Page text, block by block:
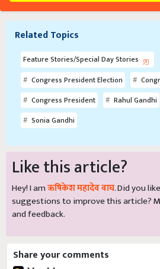
Related Topics
Feature Stories/Special Day Stories
Congress President Election
Congress President
Rahul Gandhi
Sonia Gandhi
Like this article?
Hey! I amऋषिकेश महादेव वाघ. Did you
suggestions to improve this article?
and feedback.
Share your comments